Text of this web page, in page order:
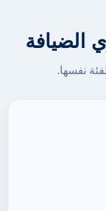
الضيافة
نفسها.